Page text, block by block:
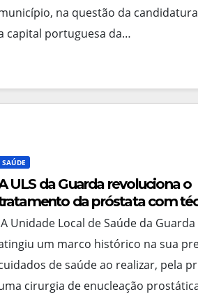
na questão da
capital portuguesa da…
SAÚDE
ULS da Guarda revoluciona o
da próstata com
de laser inovadora
A Unidade Local de Saúde da Guarda
um marco histórico na sua
de saúde ao realizar, pela
cirurgia de enucleação